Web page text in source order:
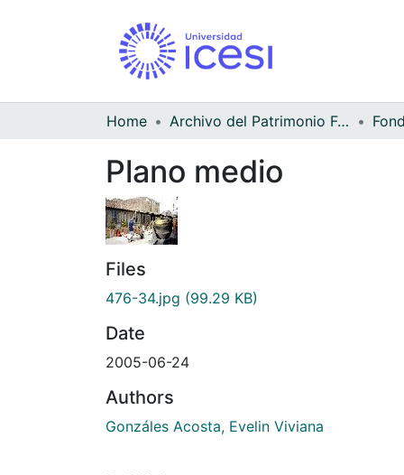
Home Archivo del Patrimonio Fotográfico y Fílmico del Valle del Cauca
Plano medio
Files
476-34.jpg (99.29 KB)
Date
2005-06-24
Authors
Gonzáles Acosta, Evelin Viviana